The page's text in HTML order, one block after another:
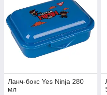
Ланч-бокс Yes Ninja 280
мл